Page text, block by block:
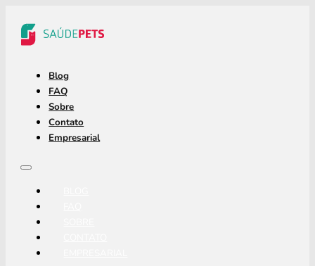
Blog
FAQ
Sobre
Contato
Empresarial